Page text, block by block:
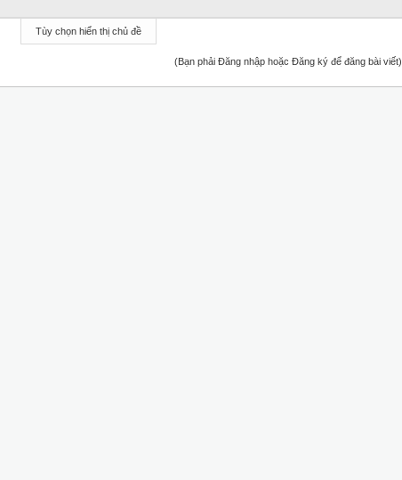
Tùy chọn hiển thị chủ đề
(Bạn phải Đăng nhập hoặc Đăng ký để đăng bài viết)